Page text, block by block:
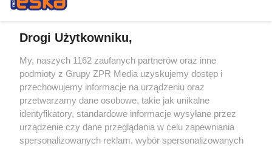
Żaden utwór zamieszczony w serwisie nie może być powielany i
rozpowszechniany lub dalej rozpowszechniany w jakikolwiek sposób (w
tym także elektroniczny lub mechaniczny) na jakimkolwiek polu
eksploatacji w jakiejkolwiek formie, włącznie z umieszczaniem w
Internecie bez pisemnej zgody właściciela praw. Jakiekolwiek użycie lub
wykorzystanie utworów w całości lub w części z naruszeniem prawa,
tzn. bez właściwej zgody, jest zabronione pod groźbą kary i może być
ścigane prawnie.
Drogi Użytkowniku,
My, naszych 1162 zaufanych partnerów oraz inne
podmioty z Grupy ZPR Media uzyskujemy dostęp i
przechowujemy informacje na urządzeniu oraz
przetwarzamy dane osobowe, takie jak unikalne
identyfikatory, standardowe informacje wysyłane przez
urządzenie czy dane przeglądania w celu zapewniania
spersonalizowanych reklam, wybór spersonalizowanych